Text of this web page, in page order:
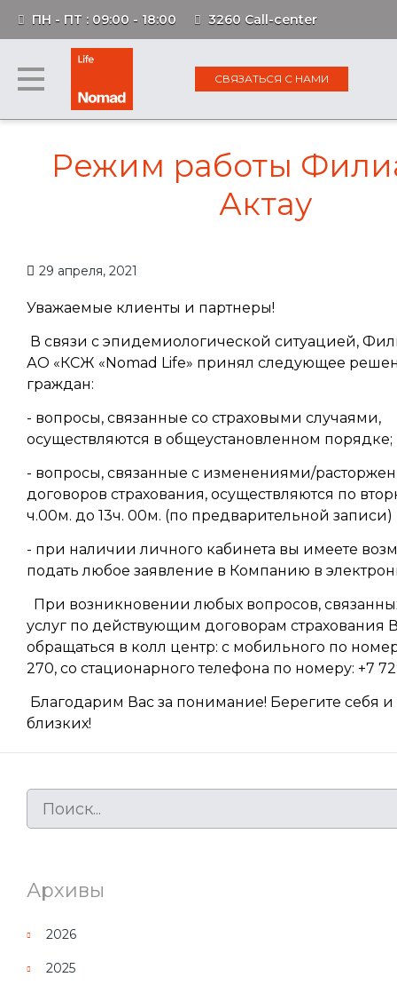
ПН - ПТ : 09:00 - 18:00 3260 Call-center
СВЯЗАТЬСЯ С НАМИ
Режим работы
Актау
29 апреля, 2021
Уважаемые клиенты и партнеры!
В связи с эпидемиологической ситуацией,
АО «КСЖ «Nomad Life» принял следующее
граждан:
- вопросы, связанные со страховыми случаями,
осуществляются в общеустановленном порядке;
- вопросы, связанные с изменениями/
договоров страхования, осуществляются по
ч.00м. до 13ч. 00м. (по предварительной
- при наличии личного кабинета вы имеете
подать любое заявление в Компанию в
При возникновении любых вопросов,
услуг по действующим договорам страхования
обращаться в колл центр: с мобильного по
270, со стационарного телефона по номеру: +7
Благодарим Вас за понимание! Берегите себя и
близких!
Архивы
2026
2025